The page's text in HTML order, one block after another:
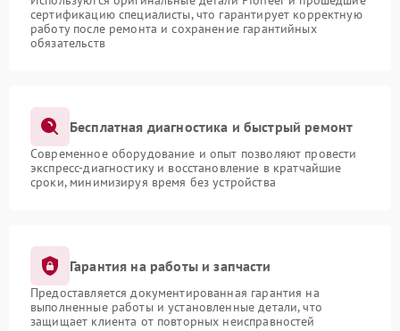
сертификацию специалисты, что гарантирует корректную
работу после ремонта и сохранение гарантийных
обязательств
Бесплатная диагностика и быстрый ремонт
Современное оборудование и опыт позволяют провести
экспресс-диагностику и восстановление в кратчайшие
сроки, минимизируя время без устройства
Гарантия на работы и запчасти
Предоставляется документированная гарантия на
выполненные работы и установленные детали, что
защищает клиента от повторных неисправностей